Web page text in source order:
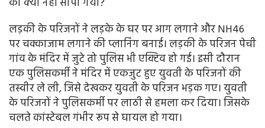
लड़की के परिजनों ने लड़के के घर पर आग लगाने और NH46
पर चक्काजाम लगाने की प्लानिंग बनाई। लड़की के परिजन पेची
गांव के मंदिर में जुटे तो पुलिस भी एक्टिव हो गई। इसी दौरान
एक पुलिसकर्मी ने मंदिर में एकजुट हुए युवती के परिजनों की
तस्वीर ले ली, जिसे देखकर युवती के परिजन भड़क गए। युवती
के परिजनों ने पुलिसकर्मी पर लाठी से हमला कर दिया। जिसके
चलते कांस्टेबल गंभीर रूप से घायल हो गया।